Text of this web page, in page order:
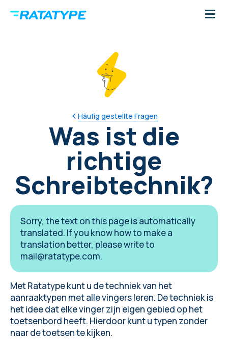
Häufig gestellte Fragen
Was ist die
richtige
Schreibtechnik?
Sorry, the text on this page is automatically
translated. If you know how to make a
translation better, please write to
mail@ratatype.com.
Met Ratatype kunt u de techniek van het
aanraaktypen met alle vingers leren. De techniek is
het idee dat elke vinger zijn eigen gebied op het
toetsenbord heeft. Hierdoor kunt u typen zonder
naar de toetsen te kijken.